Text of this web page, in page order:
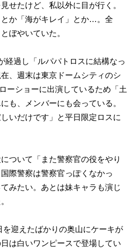
せたけど、私以外に目が行く。
とか「海がキレイ」とか…。全
ぼやいていた。
過し「ルパパトロスに結構なっ
、週末は東京ドームシティのシ
ーショーに出演しているため「土
も、メンバーにも会っている。
いだけです」と平日限定ロスに
ついて「また警察官の役をやり
際警察は警察官っぽくなかっ
みたい。あとは妹キャラも演じ
迎えたばかりの奥山にケーキが
は白いワンピースで登場してい